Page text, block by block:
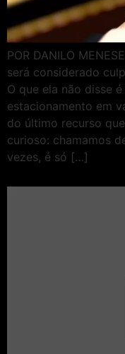
POR DANILO
será considerado
O que ela não disse
estacionamento em
do último recurso
curioso: chamamos
vezes, é só […]